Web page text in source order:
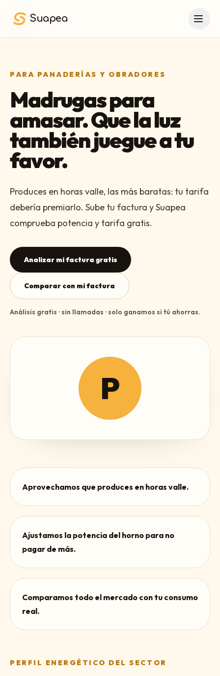
Suapea
PARA PANADERÍAS Y OBRADORES
Madrugas para
amasar. Que la luz
también juegue a tu
favor.
Produces en horas valle, las más baratas: tu tarifa
debería premiarlo. Sube tu factura y Suapea
comprueba potencia y tarifa gratis.
Analizar mi factura gratis
Comparar con mi factura
Análisis gratis · sin llamadas · solo ganamos si tú ahorras.
P
Aprovechamos que produces en horas valle.
Ajustamos la potencia del horno para no
pagar de más.
Comparamos todo el mercado con tu consumo
real.
PERFIL ENERGÉTICO DEL SECTOR